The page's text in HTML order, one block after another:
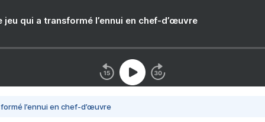
jeu qui a transformé l’ennui en chef-d’œuvre
l’ennui en chef-d’œuvre